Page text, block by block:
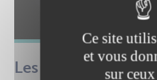
Les commissions
Ce site
et vous
sur